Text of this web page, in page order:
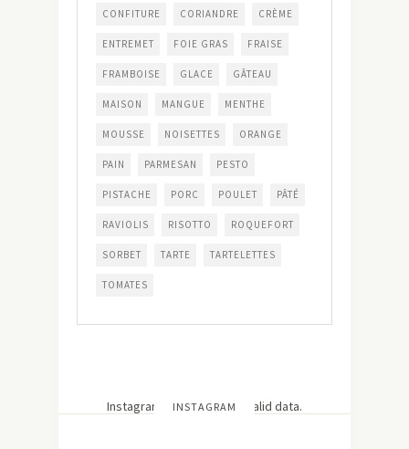
CONFITURE CORIANDRE CRÈME
ENTREMET FOIE GRAS FRAISE
FRAMBOISE GLACE GÂTEAU
MAISON MANGUE MENTHE
MOUSSE NOISETTES ORANGE
PAIN PARMESAN PESTO
PISTACHE PORC POULET PÂTÉ
RAVIOLIS RISOTTO ROQUEFORT
SORBET TARTE TARTELETTES
TOMATES
INSTAGRAM
Instagram has returned invalid data.